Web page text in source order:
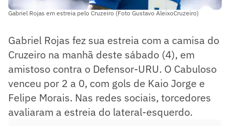
Gabriel Rojas em estreia pelo Cruzeiro (Foto Gustavo AleixoCruzeiro)
Gabriel Rojas fez sua estreia com a camisa do
Cruzeiro na manhã deste sábado (4), em
amistoso contra o Defensor-URU. O Cabuloso
venceu por 2 a 0, com gols de Kaio Jorge e
Felipe Morais. Nas redes sociais, torcedores
avaliaram a estreia do lateral-esquerdo.